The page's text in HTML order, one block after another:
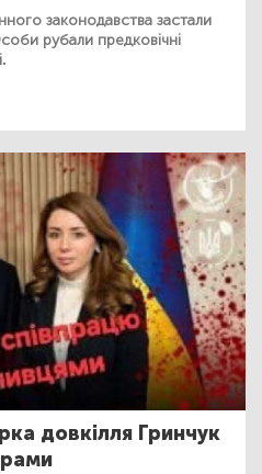
законодавства застали
рубали предковічні
довкілля Гринчук